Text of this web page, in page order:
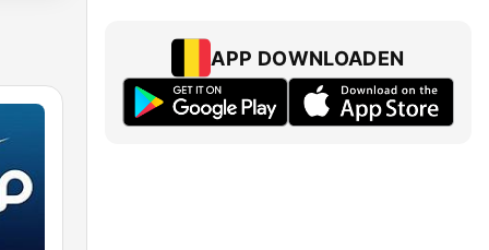
APP DOWNLOADEN